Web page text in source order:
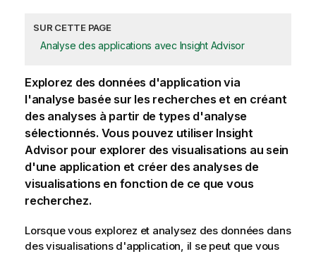
SUR CETTE PAGE
Analyse des applications avec Insight Advisor
Explorez des données d'application via
l'analyse basée sur les recherches et en créant
des analyses à partir de types d'analyse
sélectionnés. Vous pouvez utiliser Insight
Advisor pour explorer des visualisations au sein
d'une application et créer des analyses de
visualisations en fonction de ce que vous
recherchez.
Lorsque vous explorez et analysez des données dans
des visualisations d'application, il se peut que vous